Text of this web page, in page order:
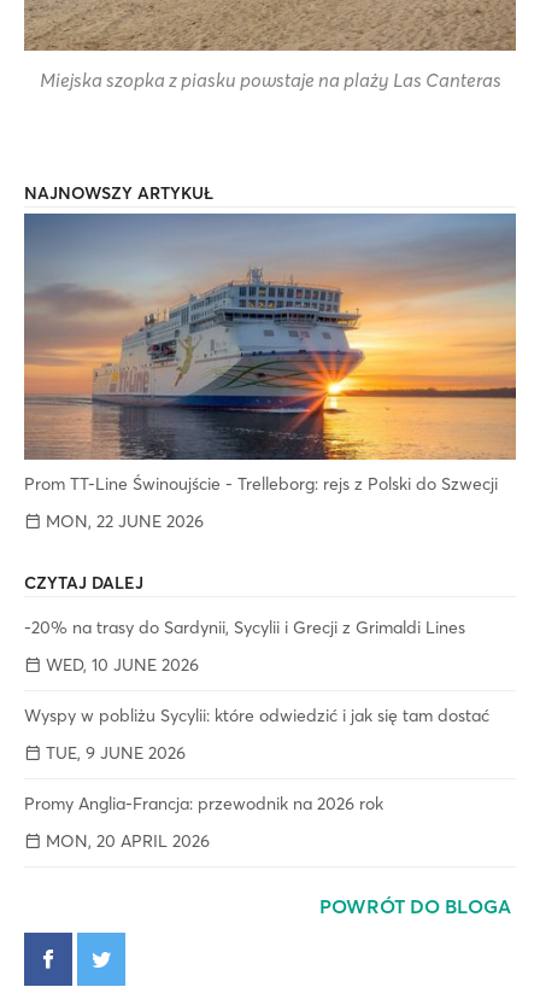
Miejska szopka z piasku powstaje na plaży Las Canteras
NAJNOWSZY ARTYKUŁ
Prom TT-Line Świnoujście - Trelleborg: rejs z Polski do Szwecji
MON, 22 JUNE 2026
CZYTAJ DALEJ
-20% na trasy do Sardynii, Sycylii i Grecji z Grimaldi Lines
WED, 10 JUNE 2026
Wyspy w pobliżu Sycylii: które odwiedzić i jak się tam dostać
TUE, 9 JUNE 2026
Promy Anglia-Francja: przewodnik na 2026 rok
MON, 20 APRIL 2026
POWRÓT DO BLOGA